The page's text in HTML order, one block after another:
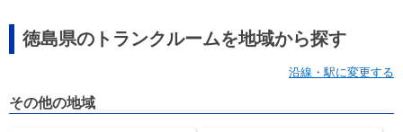
徳島県のトランクルームを地域から探す
沿線・駅に変更する
その他の地域